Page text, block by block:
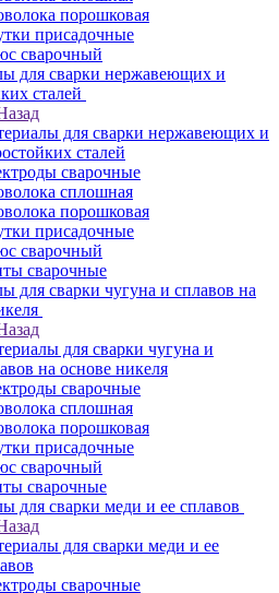
порошковая
присадочные
сварочный
для сварки нержавеющих и
сталей
для сварки нержавеющих и
сталей
сварочные
сплошная
порошковая
присадочные
сварочный
сварочные
для сварки чугуна и сплавов на
для сварки чугуна и
на основе никеля
сварочные
сплошная
порошковая
присадочные
сварочный
сварочные
для сварки меди и ее сплавов
для сварки меди и ее
сварочные